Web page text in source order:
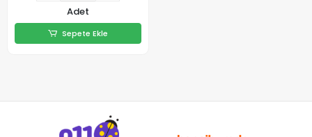
Sepete Ekle
Adet
Sepete Ekle